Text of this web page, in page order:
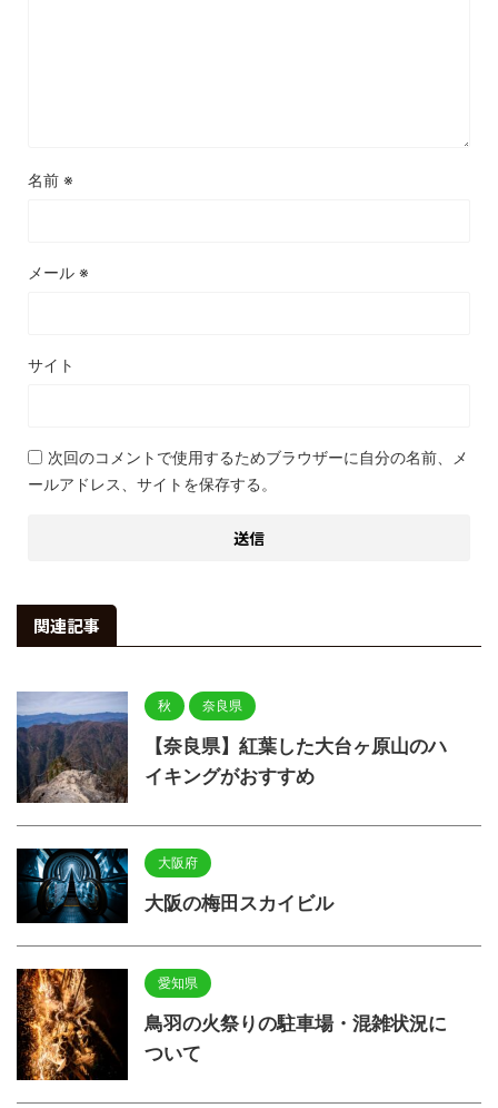
名前 ※
メール ※
サイト
次回のコメントで使用するためブラウザーに自分の名前、メ
ールアドレス、サイトを保存する。
関連記事
秋 奈良県
【奈良県】紅葉した大台ヶ原山のハ
イキングがおすすめ
大阪府
大阪の梅田スカイビル
愛知県
鳥羽の火祭りの駐車場・混雑状況に
ついて